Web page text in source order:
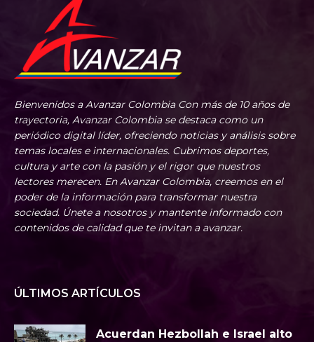
Bienvenidos a Avanzar Colombia Con más de 10 años de
trayectoria, Avanzar Colombia se destaca como un
periódico digital líder, ofreciendo noticias y análisis sobre
temas locales e internacionales. Cubrimos deportes,
cultura y arte con la pasión y el rigor que nuestros
lectores merecen. En Avanzar Colombia, creemos en el
poder de la información para transformar nuestra
sociedad. Únete a nosotros y mantente informado con
contenidos de calidad que te invitan a avanzar.
ÚLTIMOS ARTÍCULOS
Acuerdan Hezbollah e Israel alto